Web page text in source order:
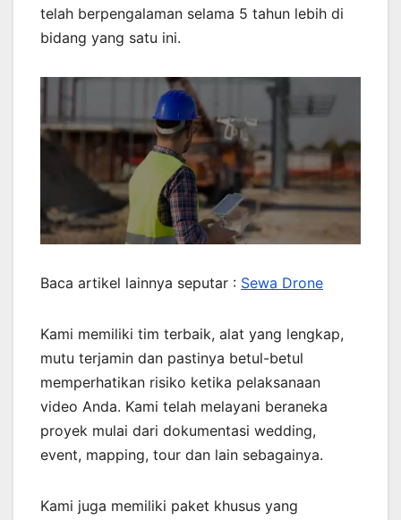
telah berpengalaman selama 5 tahun lebih di
bidang yang satu ini.
Baca artikel lainnya seputar : Sewa Drone
Kami memiliki tim terbaik, alat yang lengkap,
mutu terjamin dan pastinya betul-betul
memperhatikan risiko ketika pelaksanaan
video Anda. Kami telah melayani beraneka
proyek mulai dari dokumentasi wedding,
event, mapping, tour dan lain sebagainya.
Kami juga memiliki paket khusus yang